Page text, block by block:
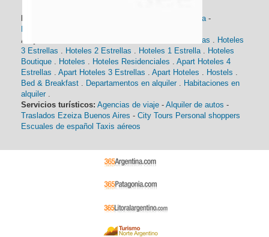
Historia-
Alojamiento:
Hoteles 4 Estrellas . Hoteles
3 Estrellas . Hoteles 2 Estrellas . Hoteles 1 Estrella. Hoteles
Boutique . Hoteles . Hoteles Residenciales . Apart Hoteles 4
Estrellas . Apart Hoteles 3 Estrellas . Apart Hoteles . Hostels .
Bed & Breakfast . Departamentos en alquiler . Habitaciones en
alquiler .
Servicios turísticos: Agencias de viaje - Alquiler de autos -
Traslados Ezeiza Buenos Aires - City Tours Personal shoppers
Escuales de español Taxis aéreos